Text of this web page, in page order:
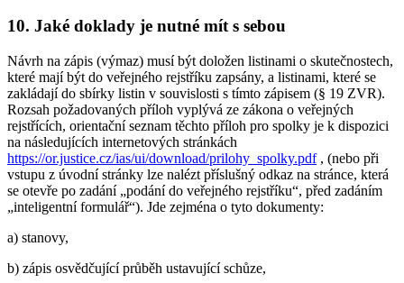
10. Jaké doklady je nutné mít s sebou
Návrh na zápis (výmaz) musí být doložen listinami o skutečnostech,
které mají být do veřejného rejstříku zapsány, a listinami, které se
zakládají do sbírky listin v souvislosti s tímto zápisem (§ 19 ZVR).
Rozsah požadovaných příloh vyplývá ze zákona o veřejných
rejstřících, orientační seznam těchto příloh pro spolky je k dispozici
na následujících internetových stránkách
https://or.justice.cz/ias/ui/download/prilohy_spolky.pdf, (nebo při
vstupu z úvodní stránky lze nalézt příslušný odkaz na stránce, která
se otevře po zadání „podání do veřejného rejstříku“, před zadáním
„inteligentní formulář“). Jde zejména o tyto dokumenty:
a) stanovy,
b) zápis osvědčující průběh ustavující schůze,